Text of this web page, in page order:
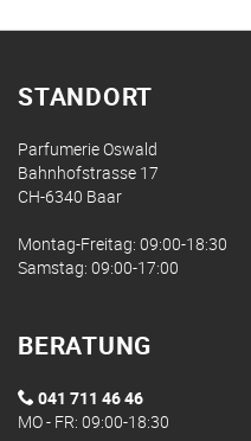
STANDORT
Parfumerie Oswald
Bahnhofstrasse 17
CH-6340 Baar
Montag-Freitag: 09:00-18:30
Samstag: 09:00-17:00
BERATUNG
041 711 46 46
MO - FR: 09:00-18:30